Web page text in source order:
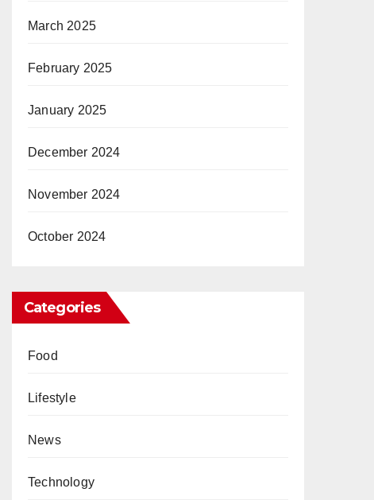
March 2025
February 2025
January 2025
December 2024
November 2024
October 2024
Categories
Food
Lifestyle
News
Technology